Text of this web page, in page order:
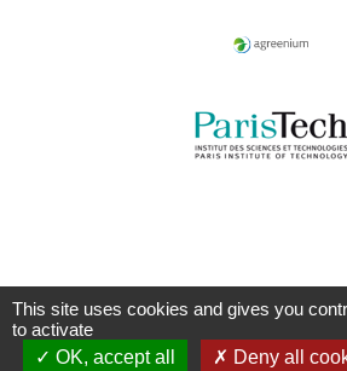
This site uses cookies and gives you
to activate
OK, accept all
Deny all